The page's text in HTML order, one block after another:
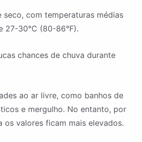
seco, com temperaturas médias
27-30°C (80-86°F).
chances de chuva durante
ao ar livre, como banhos de
e mergulho. No entanto, por
os valores ficam mais elevados.